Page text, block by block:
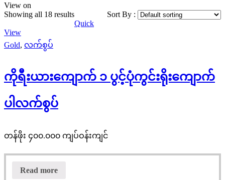
View on
Showing all 18 results
Sort By :
Quick
View
Gold, လက်စွပ်
ကိုရီးယားကျောက် ၁ ပွင့်ပုံကွင်းရိုးကျောက်
ပါလက်စွပ်
တန်ဖိုး ၄၀၀.၀၀၀ ကျပ်ဝန်းကျင်
Read more